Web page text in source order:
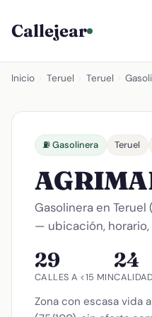
Callejear
Inicio Teruel Teruel
⛽ Gasolinera Teruel
Gasolinera en Teruel
— ubicación,
29
CALLES A <15 MIN
24
Zona con escasa vida